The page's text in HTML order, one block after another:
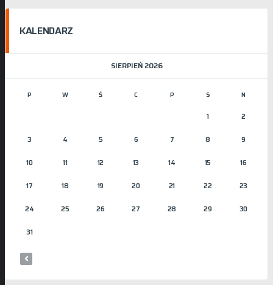
KALENDARZ
SIERPIEŃ 2026
P W Ś C P S N
1 2
3 4 5 6 7 8 9
10 11 12 13 14 15 16
17 18 19 20 21 22 23
24 25 26 27 28 29 30
31